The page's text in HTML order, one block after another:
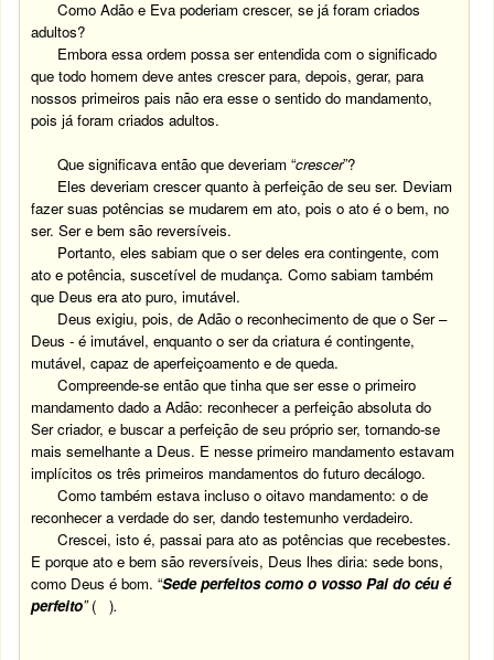
Como Adão e Eva poderiam crescer, se já foram criados
adultos?
Embora essa ordem possa ser entendida com o significado
que todo homem deve antes crescer para, depois, gerar, para
nossos primeiros pais não era esse o sentido do mandamento,
pois já foram criados adultos.
Que significava então que deveriam “crescer”?
Eles deveriam crescer quanto à perfeição de seu ser. Deviam
fazer suas potências se mudarem em ato, pois o ato é o bem, no
ser. Ser e bem são reversíveis.
Portanto, eles sabiam que o ser deles era contingente, com
ato e potência, suscetível de mudança. Como sabiam também
que Deus era ato puro, imutável.
Deus exigiu, pois, de Adão o reconhecimento de que o Ser –
Deus - é imutável, enquanto o ser da criatura é contingente,
mutável, capaz de aperfeiçoamento e de queda.
Compreende-se então que tinha que ser esse o primeiro
mandamento dado a Adão: reconhecer a perfeição absoluta do
Ser criador, e buscar a perfeição de seu próprio ser, tornando-se
mais semelhante a Deus. E nesse primeiro mandamento estavam
implícitos os três primeiros mandamentos do futuro decálogo.
Como também estava incluso o oitavo mandamento: o de
reconhecer a verdade do ser, dando testemunho verdadeiro.
Crescei, isto é, passai para ato as potências que recebestes.
E porque ato e bem são reversíveis, Deus lhes diria: sede bons,
como Deus é bom. “Sede perfeitos como o vosso Pai do céu é
perfeito”( ).